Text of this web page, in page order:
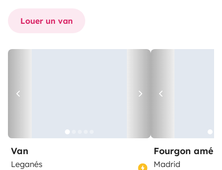
Louer un van
Van
Leganés
Fourgon
Madrid